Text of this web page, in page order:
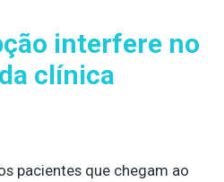
interfere no
clínica
pacientes que chegam ao